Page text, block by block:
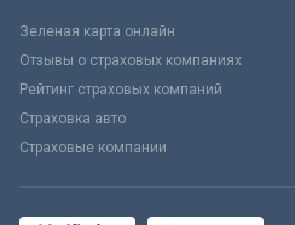
Зеленая карта онлайн
Отзывы о страховых компаниях
Рейтинг страховых компаний
Страховка авто
Страховые компании